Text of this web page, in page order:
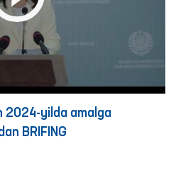
2024-yilda amalga
BRIFING